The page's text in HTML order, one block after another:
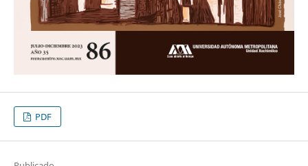
PDF